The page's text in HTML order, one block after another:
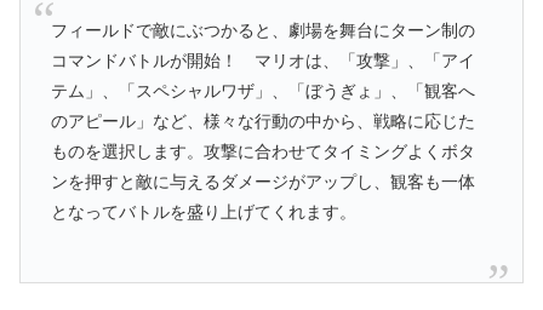
フィールドで敵にぶつかると、劇場を舞台にターン制の
コマンドバトルが開始！ マリオは、「攻撃」、「アイ
テム」、「スペシャルワザ」、「ぼうぎょ」、「観客へ
のアピール」など、様々な行動の中から、戦略に応じた
ものを選択します。攻撃に合わせてタイミングよくボタ
ンを押すと敵に与えるダメージがアップし、観客も一体
となってバトルを盛り上げてくれます。